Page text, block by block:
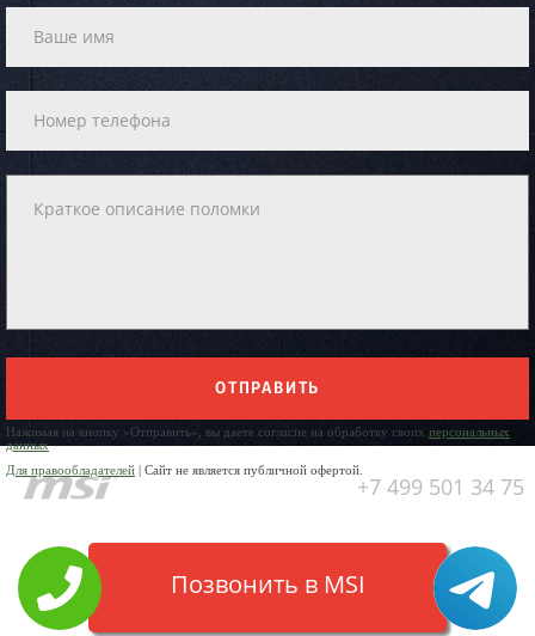
ОТПРАВИТЬ
Нажимая на кнопку «Отправить», вы даете согласие на обработку своих персональных
данных
Для правообладателей | Сайт не является публичной офертой.
+7 499 501 34 75
Позвонить в MSI